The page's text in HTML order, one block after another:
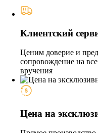
Клиентский
Ценим доверие и
сопровождение на
вручения
Цена на